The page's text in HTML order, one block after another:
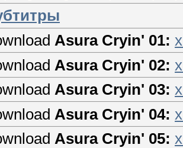
Asura Cryin' 01:
Asura Cryin' 02:
Asura Cryin' 03:
Asura Cryin' 04:
Asura Cryin' 05: